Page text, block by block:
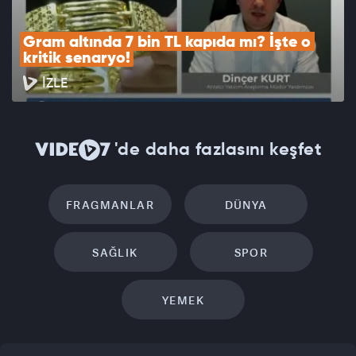
Gram altında 7 bin TL kapıda mı? İşte o
kritik senaryo!
İZLE
'de daha fazlasını keşfet
FRAGMANLAR DÜNYA
SAĞLIK SPOR
YEMEK